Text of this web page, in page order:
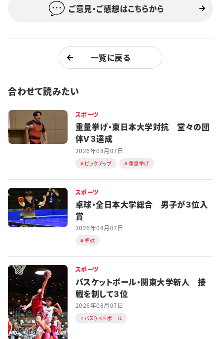
ご意見・ご感想はこちらから
一覧に戻る
合わせて読みたい
スポーツ
重量挙げ・東日本大学対抗 堂々の団
体Ｖ３達成
2026年08月07日
ピックアップ 重量挙げ
スポーツ
卓球・全日本大学総合 男子が３位入
賞
2026年08月07日
卓球
スポーツ
バスケットボール・関東大学新人 接
戦を制して３位
2026年08月07日
バスケットボール